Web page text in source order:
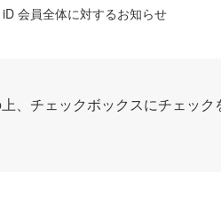
会員全体に対するお知らせ
、チェックボックスにチェック